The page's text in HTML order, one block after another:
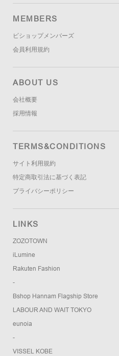
MEMBERS
ビショップメンバーズ
会員利用規約
ABOUT US
会社概要
採用情報
TERMS&CONDITIONS
サイト利用規約
特定商取引法に基づく表記
プライバシーポリシー
LINKS
ZOZOTOWN
iLumine
Rakuten Fashion
-
Bshop Hannam Flagship Store
LABOUR AND WAIT TOKYO
eunoia
-
VISSEL KOBE